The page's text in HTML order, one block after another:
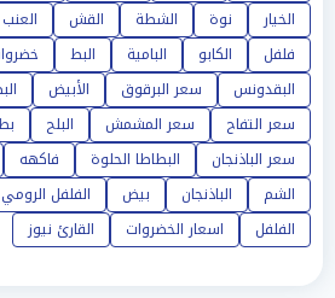
الخيار
نوة الشطة القش العنب
فلفل
الكابو البامية البط
البقدونس
سعر البرقوق الأبيض
سعر التفاح
سعر المشمش البلح
سعر الباذنجان
البطاطا الحلوة فاكهه
الشم
الباذنجان بيض الفلفل الرومي
الفلفل
اسعار الخضروات القارئ نيوز